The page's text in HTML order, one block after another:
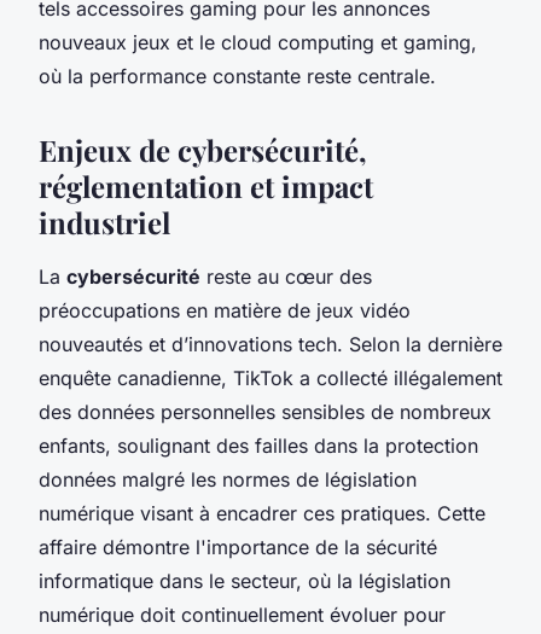
tels accessoires gaming pour les annonces
nouveaux jeux et le cloud computing et gaming,
où la performance constante reste centrale.
Enjeux de cybersécurité,
réglementation et impact
industriel
La cybersécurité reste au cœur des
préoccupations en matière de jeux vidéo
nouveautés et d’innovations tech. Selon la dernière
enquête canadienne, TikTok a collecté illégalement
des données personnelles sensibles de nombreux
enfants, soulignant des failles dans la protection
données malgré les normes de législation
numérique visant à encadrer ces pratiques. Cette
affaire démontre l'importance de la sécurité
informatique dans le secteur, où la législation
numérique doit continuellement évoluer pour